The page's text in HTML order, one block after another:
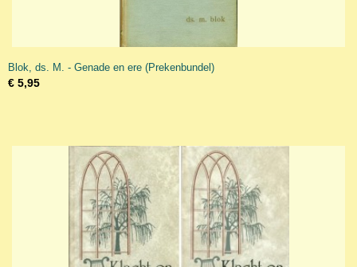
Blok, ds. M. - Genade en ere (Prekenbundel)
€ 5,95